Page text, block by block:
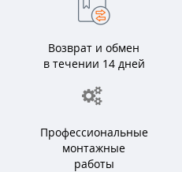
Возврат и обмен
в течении 14 дней
Профессиональные
монтажные
работы